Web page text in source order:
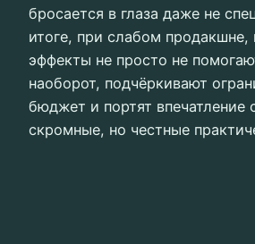
бросается в глаза даже не
итоге, при слабом
эффекты не просто не
наоборот, подчёркивают
бюджет и портят впечатление
скромные, но честные